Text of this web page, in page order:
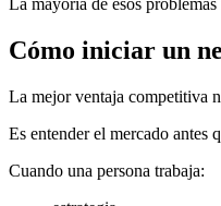
La mayoría de esos
Cómo iniciar un
La mejor ventaja competitiva
Es entender el mercado antes
Cuando una persona trabaja: